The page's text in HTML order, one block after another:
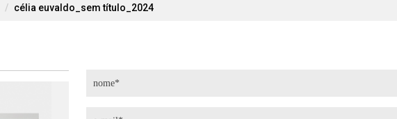
célia euvaldo_sem título_2024